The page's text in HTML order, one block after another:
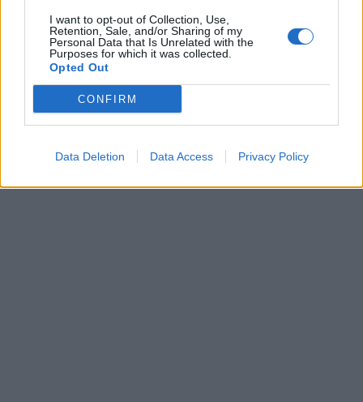
I want to opt-out of Collection, Use,
Retention, Sale, and/or Sharing of my
Personal Data that Is Unrelated with the
Purposes for which it was collected.
Opted Out
CONFIRM
Data Deletion Data Access Privacy Policy
00:00 01:16
Leonardo Maria Del Vecchio dall'ex compagna
in ospedale. Le dichiarazioni ai giornalisti